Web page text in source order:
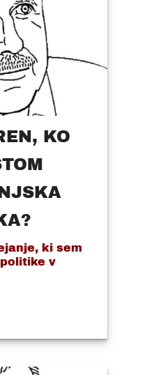
KO
ki sem
v